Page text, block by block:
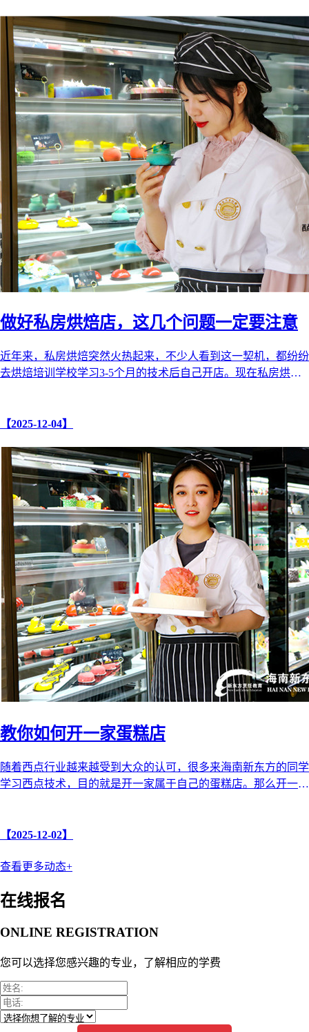
做好私房烘焙店，这几个问题一定要注意
近年来，私房烘焙突然火热起来，不少人看到这一契机，都纷纷
去烘焙培训学校学习3-5个月的技术后自己开店。现在私房烘焙
【2025-12-04】
教你如何开一家蛋糕店
随着西点行业越来越受到大众的认可，很多来海南新东方的同学
学习西点技术，目的就是开一家属于自己的蛋糕店。那么开一家
【2025-12-02】
查看更多动态+
在线报名
ONLINE REGISTRATION
您可以选择您感兴趣的专业，了解相应的学费